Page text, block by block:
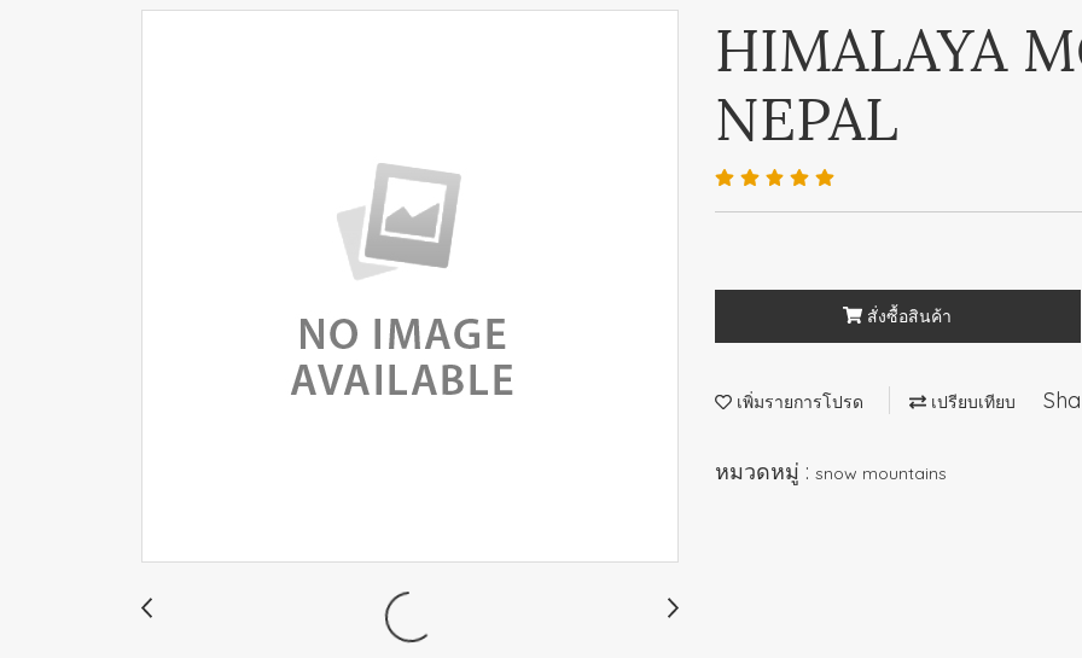
HIMALAYA
NEPAL
สั่งซื้อสินค้า
เพิ่มรายการโปรด เปรียบเทียบ
หมวดหมู่ : snow mountains